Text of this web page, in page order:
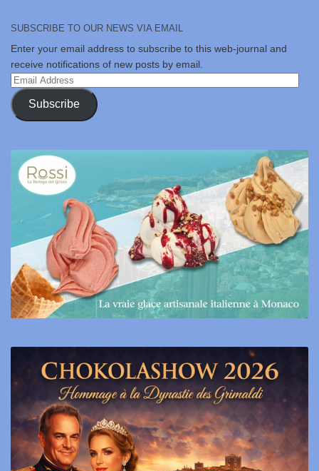
SUBSCRIBE TO OUR NEWS VIA EMAIL
Enter your email address to subscribe to this web-journal and
receive notifications of new posts by email.
Email
Address
Subscribe